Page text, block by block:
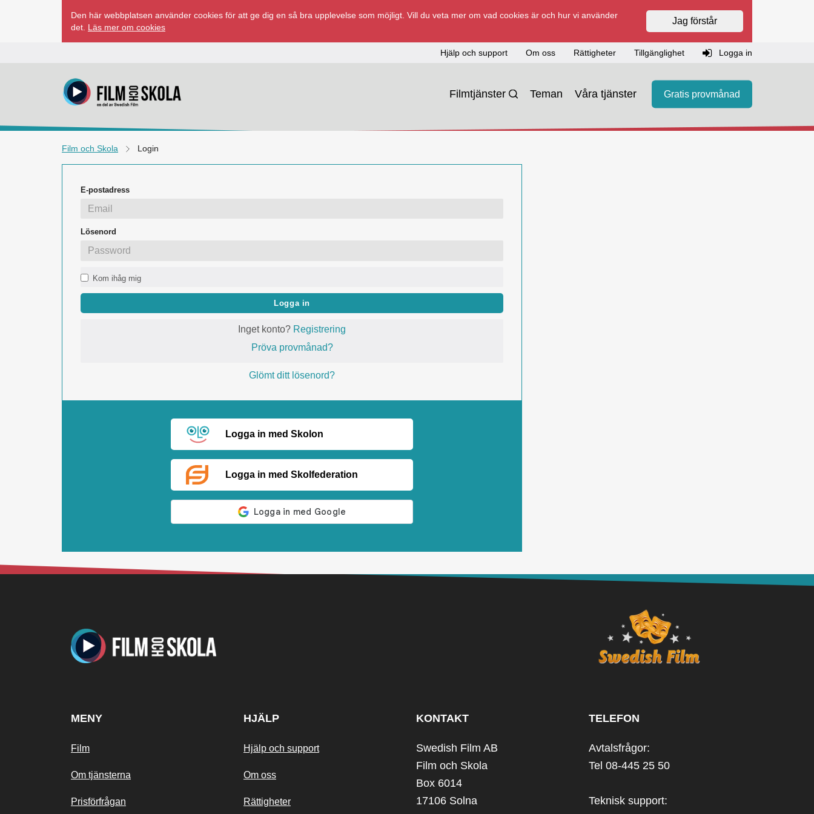
Den här webbplatsen använder cookies för att ge dig en så bra upplevelse som möjligt. Vill du veta mer om vad cookies är och hur vi använder
det. Läs mer om cookies
Jag förstår
Hjälp och support Om oss Rättigheter Tillgänglighet Logga in
Filmtjänster Teman Våra tjänster Gratis provmånad
Film och Skola Login
E-postadress
Lösenord
Kom ihåg mig
Logga in
Inget konto? Registrering
Pröva provmånad?
Glömt ditt lösenord?
Logga in med Skolon
Logga in med Skolfederation
MENY
Film
Om tjänsterna
Prisförfrågan
HJÄLP
Hjälp och support
Om oss
Rättigheter
KONTAKT
Swedish Film AB
Film och Skola
Box 6014
17106 Solna
TELEFON
Avtalsfrågor:
Tel 08-445 25 50
Teknisk support: